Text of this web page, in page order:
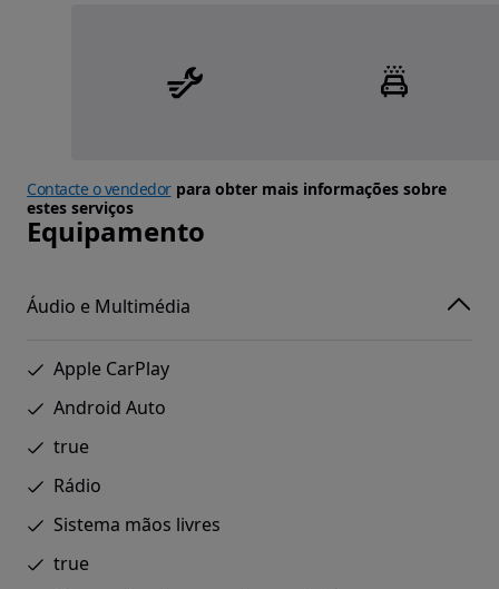
Contacte o vendedorpara obter mais informações sobre
estes serviços
Equipamento
Áudio e Multimédia
Apple CarPlay
Android Auto
true
Rádio
Sistema mãos livres
true